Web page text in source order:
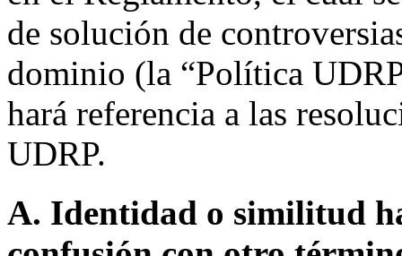
de solución de
dominio (la “Política
hará referencia a las
UDRP.
A. Identidad o similitud